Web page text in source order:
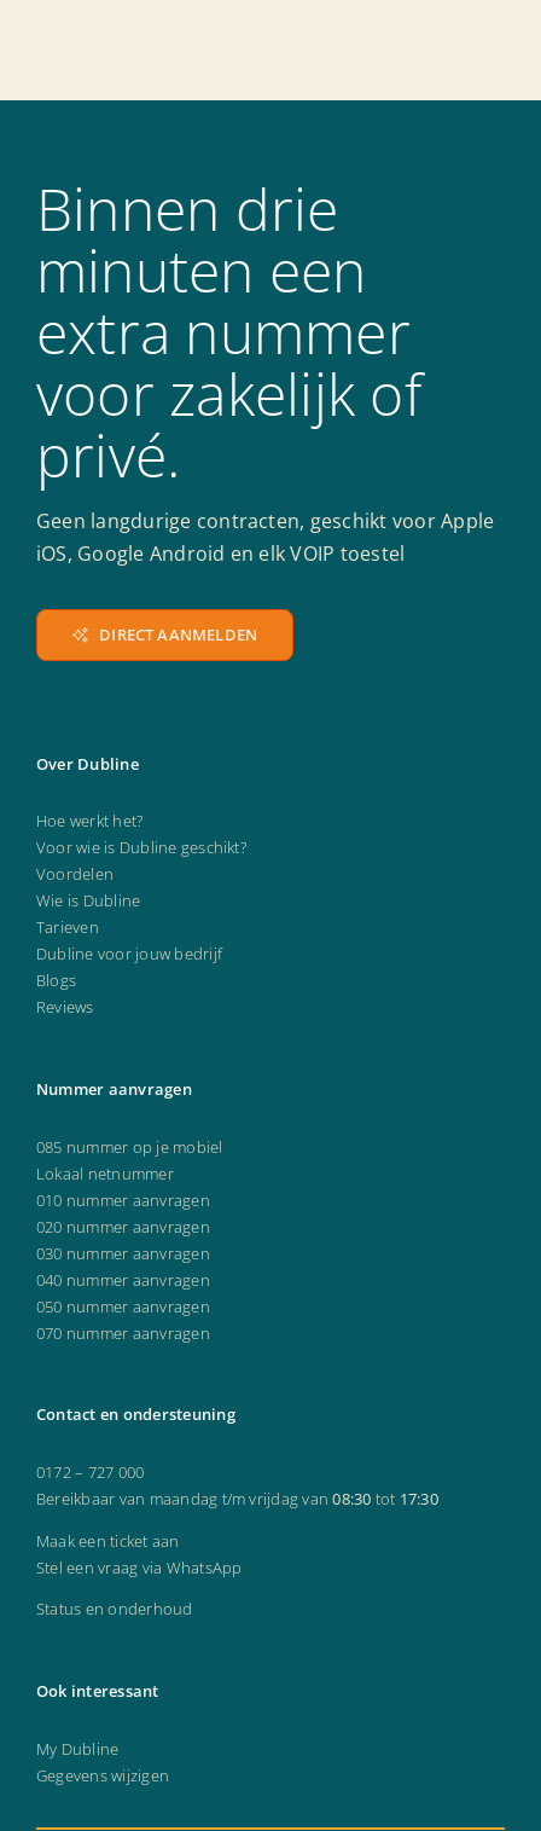
Binnen drie
minuten een
extra nummer
voor zakelijk of
privé.
Geen langdurige contracten, geschikt voor Apple
iOS, Google Android en elk VOIP toestel
DIRECT AANMELDEN
Over Dubline
Hoe werkt het?
Voor wie is Dubline geschikt?
Voordelen
Wie is Dubline
Tarieven
Dubline voor jouw bedrijf
Blogs
Reviews
Nummer aanvragen
085 nummer op je mobiel
Lokaal netnummer
010 nummer aanvragen
020 nummer aanvragen
030 nummer aanvragen
040 nummer aanvragen
050 nummer aanvragen
070 nummer aanvragen
Contact en ondersteuning
0172 – 727 000
Bereikbaar van maandag t/m vrijdag van08:30 tot 17:30
Maak een ticket aan
Stel een vraag via WhatsApp
Status en onderhoud
Ook interessant
My Dubline
Gegevens wijzigen